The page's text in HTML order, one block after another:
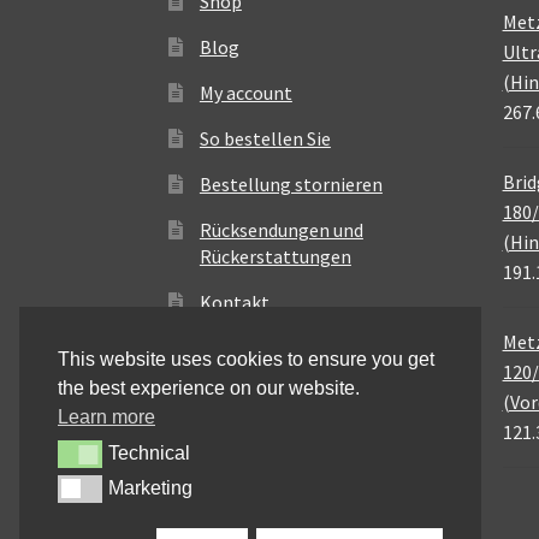
Blog
My account
So bestellen Sie
Bestellung stornieren
Rücksendungen und
Rückerstattungen
Kontakt
This website uses cookies to ensure you get
the best experience on our website.
Learn more
TechnicalTechnical
MarketingMarketing